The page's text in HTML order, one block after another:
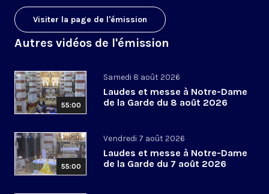
Visiter la page de l'émission
Autres vidéos de l'émission
55:00
Samedi 8 août 2026
Laudes et messe à Notre-Dame
de la Garde du 8 août 2026
55:00
Vendredi 7 août 2026
Laudes et messe à Notre-Dame
de la Garde du 7 août 2026